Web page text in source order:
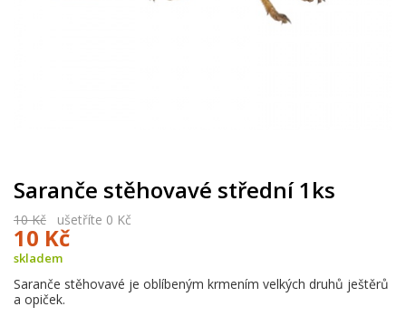
Saranče stěhovavé střední 1ks
10 Kč ušetříte 0 Kč
10 Kč
skladem
Saranče stěhovavé je oblíbeným krmením velkých druhů ještěrů
a opiček.